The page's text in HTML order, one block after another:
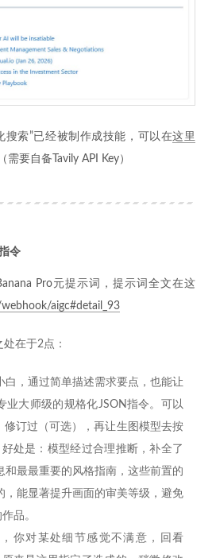
搜索”已经被制作成技能，可以在这里
（需要自备Tavily API Key）
令
Pro元提示词，提示词全文在这
aigc#detail_93
在于2点：
白，通过简单描述需求要点，也能让
业大师级的规格化JSON指令。可以
修订过（可选），再让生图模型去按
处是：模型经过合理推断，补全了
和最最重要的风格指南，这些前置的
，能显著提升画面的审美等级，避免
品。
你对某处细节感觉不满意，回看